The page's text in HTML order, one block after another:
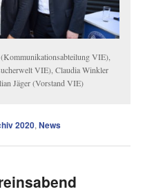
VIE),
VIE), Claudia Winkler
Jäger (Vorstand VIE)
2020,News